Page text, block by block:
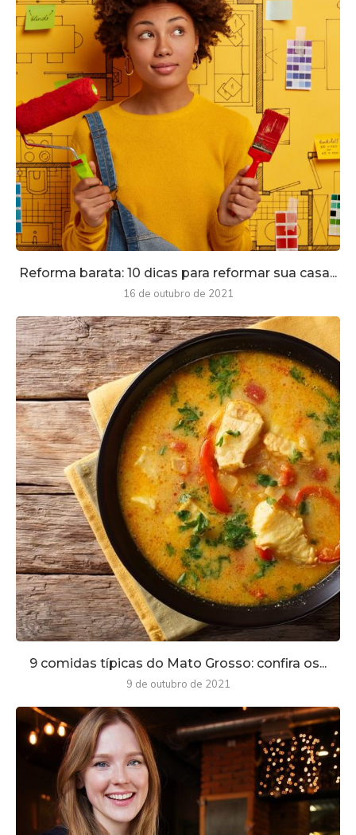
Reforma barata: 10 dicas para reformar sua casa...
16 de outubro de 2021
9 comidas típicas do Mato Grosso: confira os...
9 de outubro de 2021